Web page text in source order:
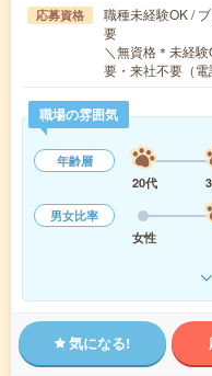
応募資格
職種未経験OK /
要
＼無資格＊未経
要・来社不要（
職場の雰囲気
年齢層
20代
男女比率
女性
気になる!